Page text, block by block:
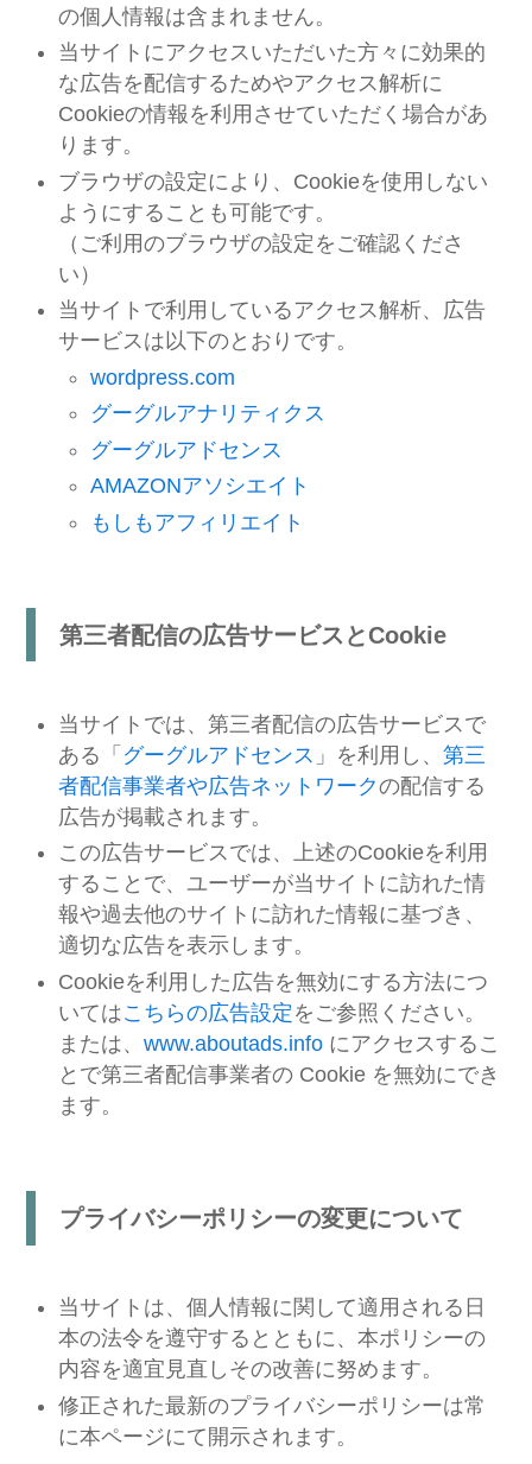
の個人情報は含まれません。
当サイトにアクセスいただいた方々に効果的
な広告を配信するためやアクセス解析に
Cookieの情報を利用させていただく場合があ
ります。
ブラウザの設定により、Cookieを使用しない
ようにすることも可能です。
（ご利用のブラウザの設定をご確認くださ
い）
当サイトで利用しているアクセス解析、広告
サービスは以下のとおりです。
wordpress.com
グーグルアナリティクス
グーグルアドセンス
AMAZONアソシエイト
もしもアフィリエイト
第三者配信の広告サービスとCookie
当サイトでは、第三者配信の広告サービスで
ある「 グーグルアドセンス 」を利用し、第三
者配信事業者や広告ネットワークの配信する
広告が掲載されます。
この広告サービスでは、上述のCookieを利用
することで、ユーザーが当サイトに訪れた情
報や過去他のサイトに訪れた情報に基づき、
適切な広告を表示します。
Cookieを利用した広告を無効にする方法につ
いてはこちらの広告設定 をご参照ください。
または、www.aboutads.info にアクセスするこ
とで第三者配信事業者の Cookie を無効にでき
ます。
プライバシーポリシーの変更について
当サイトは、個人情報に関して適用される日
本の法令を遵守するとともに、本ポリシーの
内容を適宜見直しその改善に努めます。
修正された最新のプライバシーポリシーは常
に本ページにて開示されます。